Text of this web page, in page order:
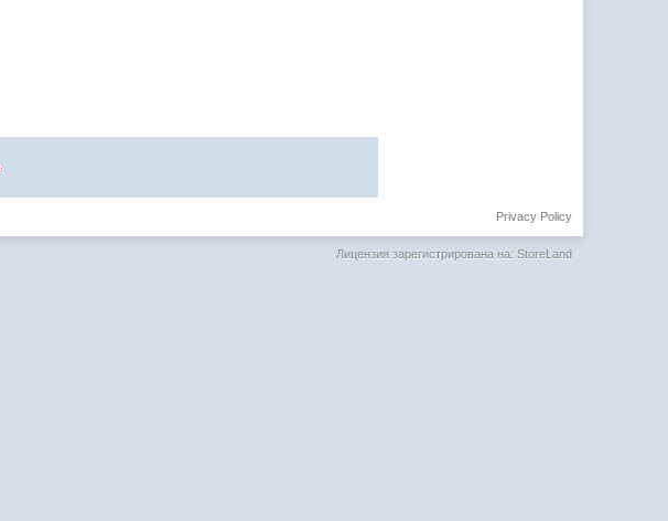
Privacy Policy
Лицензия зарегистрирована на: StoreLand